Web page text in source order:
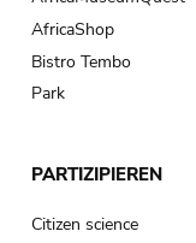
AfricaShop
Bistro Tembo
Park
PARTIZIPIEREN
Citizen science